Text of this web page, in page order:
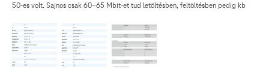
50-es volt. Sajnos csak 60-65 Mbit-et tud letöltésben, feltöltésben pedig kb
mai adatok, a másik az kb 1 évvel ezelőtti, akkor még sokkal magasabb volt a
noise margin. A harmadik kép még a régebbi ADSL2 korszakból való, akkor is
magasabb volt a noise margin, mint most. Tudtommal 300 méteren belül van a
központ, az utcánk alján. Speedport entry 2i eszköz van nálam. Érdekelne, hogy